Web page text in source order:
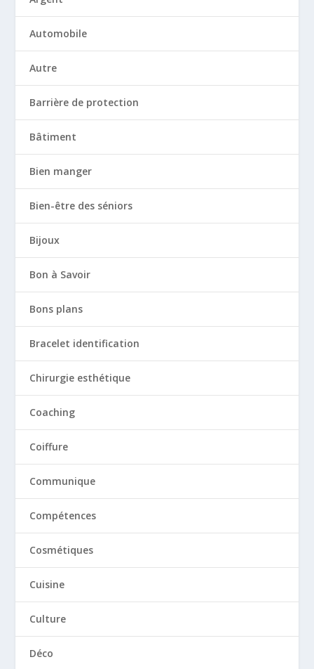
Automobile
Autre
Barrière de protection
Bâtiment
Bien manger
Bien-être des séniors
Bijoux
Bon à Savoir
Bons plans
Bracelet identification
Chirurgie esthétique
Coaching
Coiffure
Communique
Compétences
Cosmétiques
Cuisine
Culture
Déco